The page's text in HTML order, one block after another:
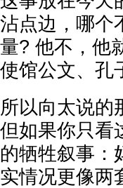
沾点边，哪个
量? 他不，他
使馆公文、
所以向太说的
但如果你只看
的牺牲叙事：
实情况更像